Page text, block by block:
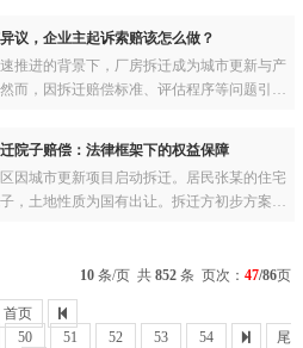
议，企业主起诉索赔该怎么做？
推进的背景下，厂房拆迁成为城市更新与产
而，因拆迁赔偿标准、评估程序等问题引发
院子赔偿：法律框架下的权益保障
因城市更新项目启动拆迁。居民张某的住宅
，土地性质为国有出让。拆迁方初步方案
10 条/页 共852 条 页次：47/86页
首页
50 51 52 53 54
尾